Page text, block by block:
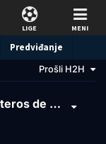
LIGE MENI
Predviđanje
Prošli H2H
Magos vs Jaral del Progreso FC Ocoteros de Cueramaro